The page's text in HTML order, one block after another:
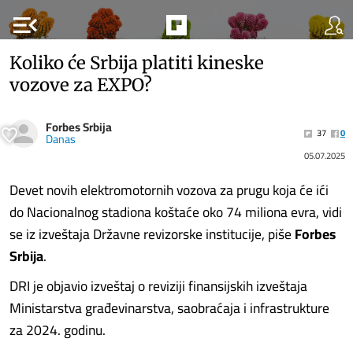
menu_open
Koliko će Srbija platiti kineske
vozove za EXPO?
Forbes Srbija
Danas 37
0
05.07.2025
Devet novih elektromotornih vozova za prugu koja će ići
do Nacionalnog stadiona koštaće oko 74 miliona evra, vidi
se iz izveštaja Državne revizorske institucije, pišeForbes
Srbija.
DRI je objavio izveštaj o reviziji finansijskih izveštaja
Ministarstva građevinarstva, saobraćaja i infrastrukture
za 2024. godinu.